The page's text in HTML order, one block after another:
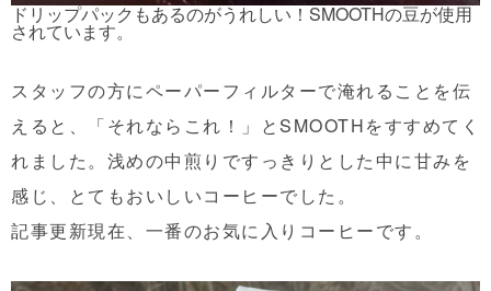
ドリップパックもあるのがうれしい！SMOOTHの豆が使用
されています。
スタッフの方にペーパーフィルターで淹れることを伝
えると、「それならこれ！」とSMOOTHをすすめてく
れました。浅めの中煎りですっきりとした中に甘みを
感じ、とてもおいしいコーヒーでした。
記事更新現在、一番のお気に入りコーヒーです。